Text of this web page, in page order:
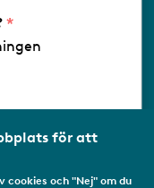
Näringslivför att
cookies och "Nej" om du